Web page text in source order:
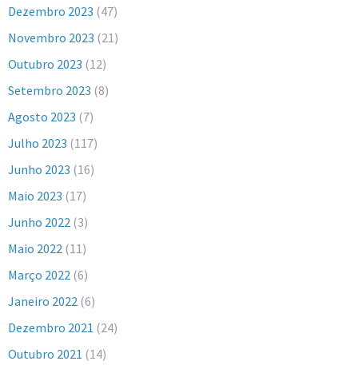
Dezembro 2023 (47)
Novembro 2023 (21)
Outubro 2023 (12)
Setembro 2023 (8)
Agosto 2023 (7)
Julho 2023 (117)
Junho 2023 (16)
Maio 2023 (17)
Junho 2022 (3)
Maio 2022 (11)
Março 2022 (6)
Janeiro 2022 (6)
Dezembro 2021 (24)
Outubro 2021 (14)